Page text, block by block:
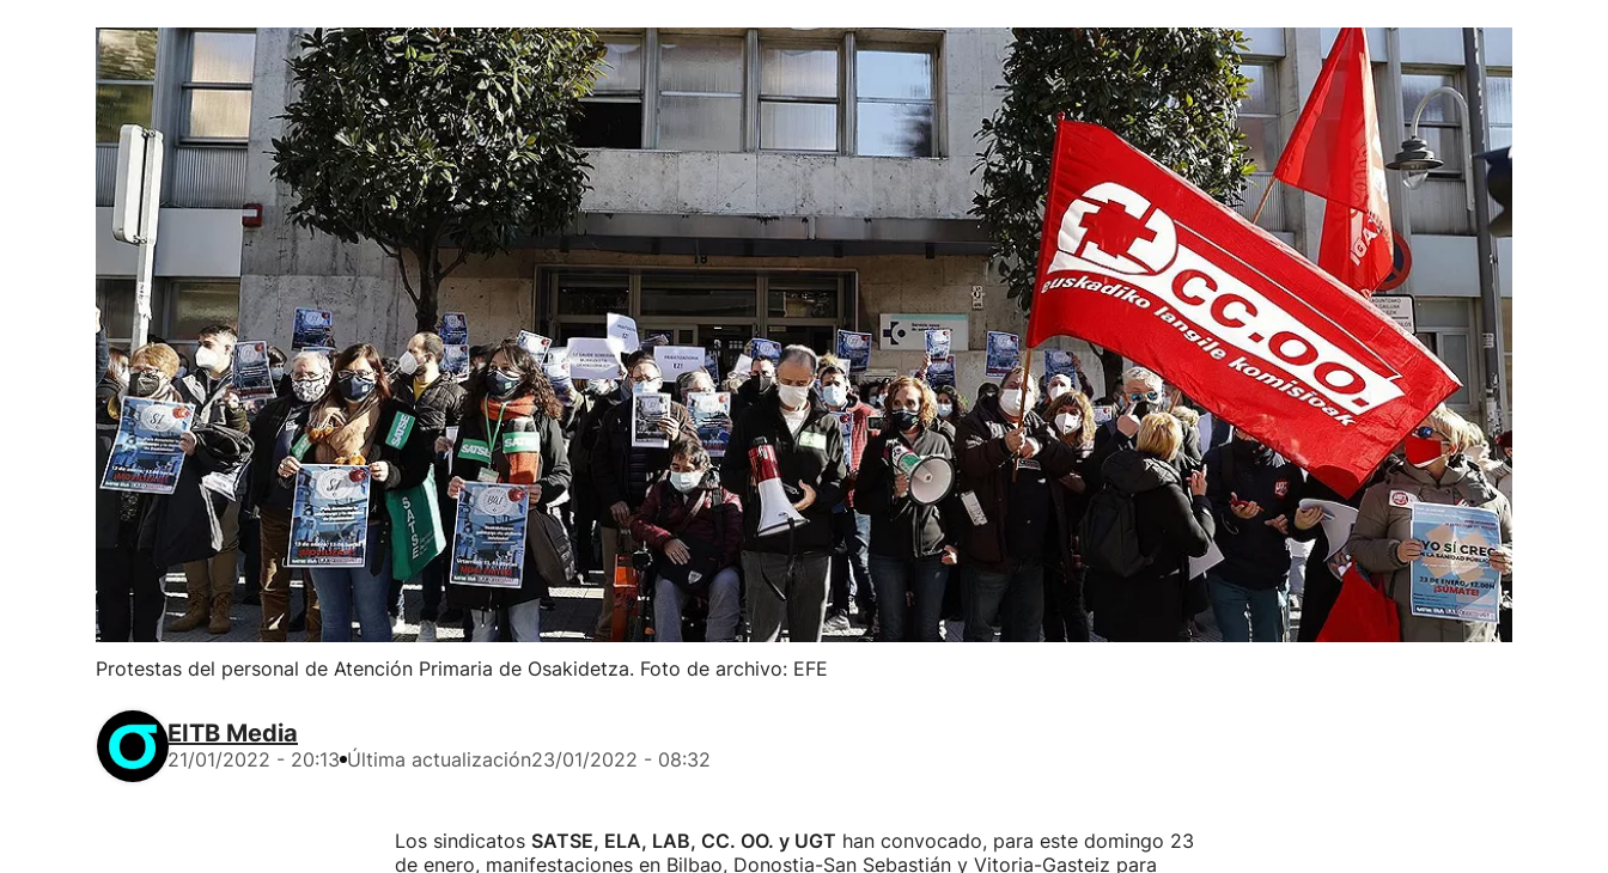
Protestas del personal de Atención Primaria de Osakidetza. Foto de archivo: EFE
EITB Media
21/01/2022 - 20:13 Última actualización23/01/2022 - 08:32
Los sindicatos SATSE, ELA, LAB, CC. OO. y UGT han convocado, para este domingo 23
de enero, manifestaciones en Bilbao, Donostia-San Sebastián y Vitoria-Gasteiz para